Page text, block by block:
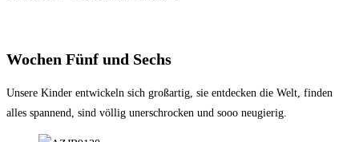
Wochen Fünf und Sechs
Unsere Kinder entwickeln sich großartig, sie entdecken die Welt, finden
alles spannend, sind völlig unerschrocken und sooo neugierig.